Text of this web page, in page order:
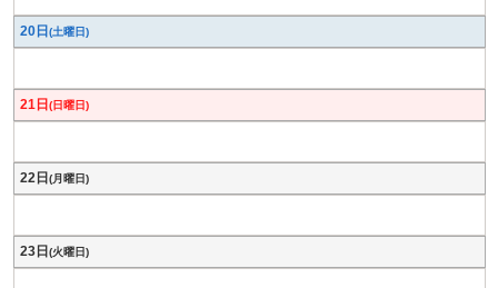
20日 (土曜日)
21日 (日曜日)
22日 (月曜日)
23日 (火曜日)